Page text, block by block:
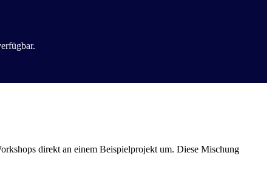
direkt an einem Beispielprojekt um. Diese Mischung